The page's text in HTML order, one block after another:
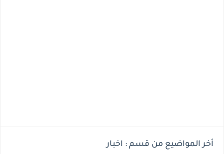
أخر المواضيع من قسم : اخبار